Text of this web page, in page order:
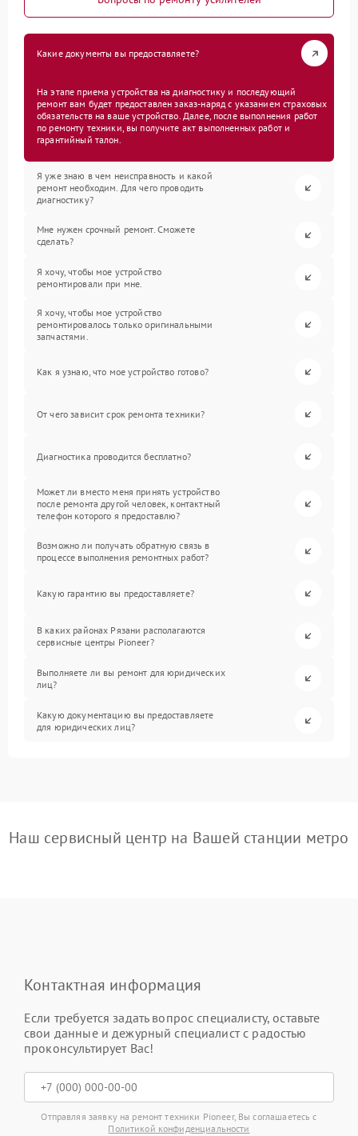
Какие документы вы предоставляете?
На этапе приема устройства на диагностику и последующий
ремонт вам будет предоставлен заказ-наряд с указанием страховых
обязательств на ваше устройство. Далее, после выполнения работ
по ремонту техники, вы получите акт выполненных работ и
гарантийный талон.
Я уже знаю в чем неисправность и какой
ремонт необходим. Для чего проводить
диагностику?
Мне нужен срочный ремонт. Сможете
сделать?
Я хочу, чтобы мое устройство
ремонтировали при мне.
Я хочу, чтобы мое устройство
ремонтировалось только оригинальными
запчастями.
Как я узнаю, что мое устройство готово?
От чего зависит срок ремонта техники?
Диагностика проводится бесплатно?
Может ли вместо меня принять устройство
после ремонта другой человек, контактный
телефон которого я предоставлю?
Возможно ли получать обратную связь в
процессе выполнения ремонтных работ?
Какую гарантию вы предоставляете?
В каких районах Рязани располагаются
сервисные центры Pioneer?
Выполняете ли вы ремонт для юридических
лиц?
Какую документацию вы предоставляете
для юридических лиц?
Наш сервисный центр на Вашей станции метро
Контактная информация
Если требуется задать вопрос специалисту, оставьте
свои данные и дежурный специалист с радостью
проконсультирует Вас!
Отправляя заявку на ремонт техники Pioneer, Вы соглашаетесь с
Политикой конфиденциальности